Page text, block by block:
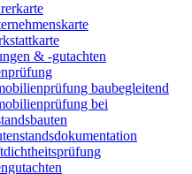
& -gutachten
baubegleitend
bei